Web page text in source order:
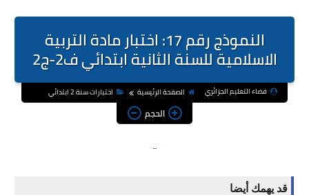
النموذج رقم 17: اختبار مادة التربية
الاسلامية للسنة الثانية ابتدائي ف2-ج2
فضاء التعليم الجزائري الصفحة الرئيسية اختبارات سنة 2 ابتدائي
الحجم
قد يهمك أيضا